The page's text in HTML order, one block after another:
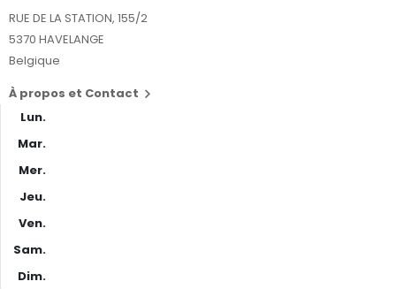
RUE DE LA STATION, 155/2
5370 HAVELANGE
Belgique
À propos et Contact 
Lun.
Mar.
Mer.
Jeu.
Ven.
Sam.
Dim.